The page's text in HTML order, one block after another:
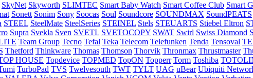
SkyNet Skyworth SLIMTEC Smart Baby Watch Smart Coffee Club Smart
Sonett Sonim Sony Soocas Soul Soundcore SOUNDMAX SoundPEATS
STEEL SteelMate SteelSeries STEINEL Stels STEUARTS Stiebel Eltron
Supra Svekla Sven SVETL SVETOCOPY SWAT Swirl Swiss Diamond
Team Group Tecno Tefal Teka Telecom Telefunken Tenda Tensoval
Thetford Thinkware Thomas Thomson Thorvik Thronmax Thrustmaster
HOUSE Topdevice TOPMED TopON Topperr Torm Toshiba
TurboPad TVS Twelvesouth TWT TYLT UAG uBear Ubiquiti